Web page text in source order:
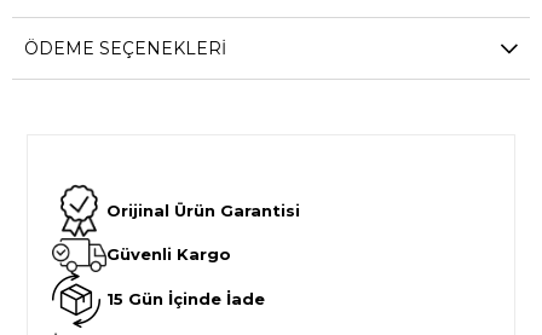
ÖDEME SEÇENEKLERI
Orijinal Ürün Garantisi
Güvenli Kargo
15 Gün İçinde İade